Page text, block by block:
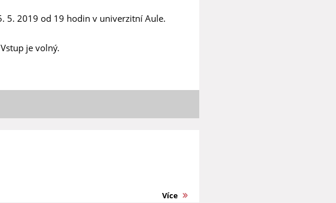
5. 2019 od 19 hodin v univerzitní Aule.
je volný.
Více